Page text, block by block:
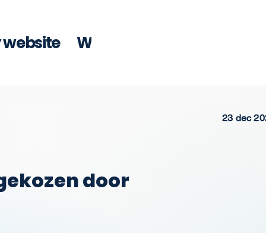
Wat kosten SEO artikelen
23 dec
door